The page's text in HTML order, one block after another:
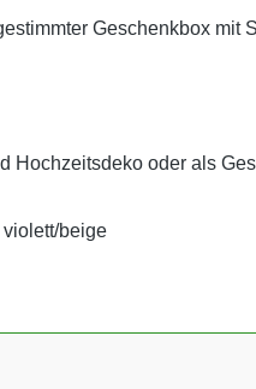
Geschenkbox mit
Hochzeitsdeko oder als
beige